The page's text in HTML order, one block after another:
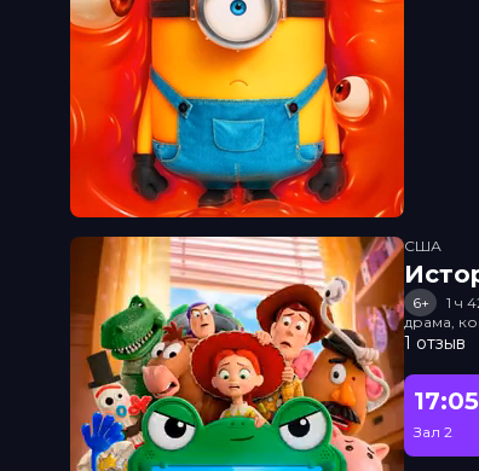
США
6+
1 ч
драма,
1 отзыв
17:05
Зал 2